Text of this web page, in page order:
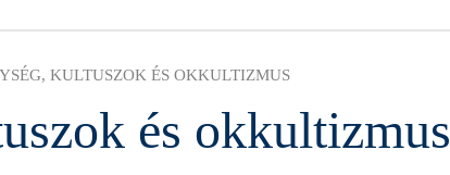
KULTUSZOK ÉS OKKULTIZMUS
és okkultizmus